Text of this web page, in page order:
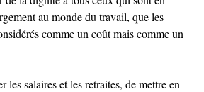
au monde du travail, que les
comme un coût mais comme un
les salaires et les retraites, de mettre en